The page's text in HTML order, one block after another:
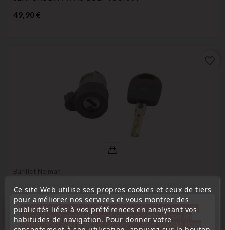
49,90 €
Barillet Neiman
Neiman Antivol De Direction Compatible Audi VW Seat
Skoda
28,99 €Prix
Ce site Web utilise ses propres cookies et ceux de tiers
pour améliorer nos services et vous montrer des
publicités liées à vos préférences en analysant vos
habitudes de navigation. Pour donner votre
« Attention, notre société sera fermée pour congés du
10 aout au 1 septembre inclus. Pour cette raison les
commandes sont traitées jusqu'au 7 aout 14H00. Pour